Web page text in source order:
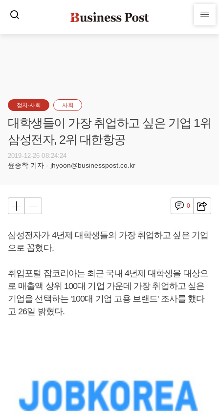
정치·사회 사회
대학생들이 가장 취업하고 싶은 기업 1위
삼성전자, 2위 대한항공
2019-12-26 08:24:24
윤종학 기자 - jhyoon@businesspost.co.kr
0
삼성전자가 4년제 대학생들의 가장 취업하고 싶은 기업
으로 꼽혔다.
취업포털 잡코리아는 최근 국내 4년제 대학생을 대상으
로 매출액 상위 100대 기업 가운데 가장 취업하고 싶은
기업을 선택하는 '100대 기업 고용 브랜드' 조사를 했다
고 26일 밝혔다.